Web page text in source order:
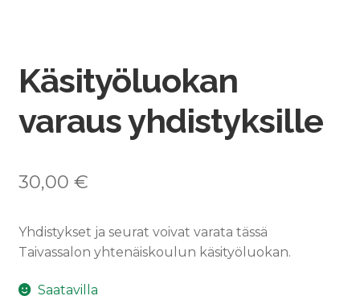
Käsityöluokan
varaus yhdistyksille
30,00 €
Yhdistykset ja seurat voivat varata tässä
Taivassalon yhtenäiskoulun käsityöluokan.
Saatavilla